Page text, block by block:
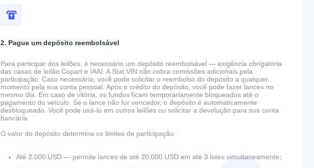
2. Pague um depósito reembolsável
Para participar dos leilões, é necessário um depósito reembolsável — exigência obrigatória
das casas de leilão Copart e IAAI. A Stat.VIN não cobra comissões adicionais pela
participação. Caso necessário, você pode solicitar o reembolso do depósito a qualquer
momento pela sua conta pessoal. Após o crédito do depósito, você pode fazer lances no
mesmo dia. Em caso de vitória, os fundos ficam temporariamente bloqueados até o
pagamento do veículo. Se o lance não for vencedor, o depósito é automaticamente
desbloqueado. Você pode usá-lo em outros leilões ou solicitar a devolução para sua conta
bancária.
O valor do depósito determina os limites de participação:
Até 2.000 USD — permite lances de até 20.000 USD em até 3 lotes simultaneamente;